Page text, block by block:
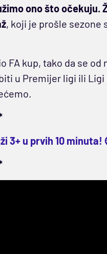
ono što očekuju.
, koji je prošle sezone
FA kup, tako da se od
u Premijer ligi ili
3+ u prvih 10